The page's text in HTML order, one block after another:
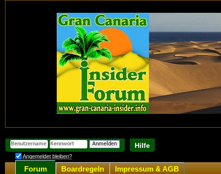
Hilfe
Angemeldet bleiben?
Forum
Boardregeln Impressum & AGB